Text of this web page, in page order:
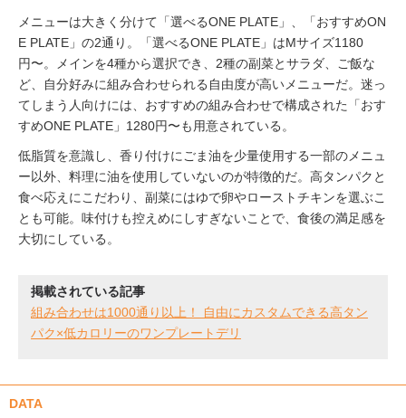
メニューは大きく分けて「選べるONE PLATE」、「おすすめON
E PLATE」の2通り。「選べるONE PLATE」はMサイズ1180
円〜。メインを4種から選択でき、2種の副菜とサラダ、ご飯な
ど、自分好みに組み合わせられる自由度が高いメニューだ。迷っ
てしまう人向けには、おすすめの組み合わせで構成された「おす
すめONE PLATE」1280円〜も用意されている。
低脂質を意識し、香り付けにごま油を少量使用する一部のメニュ
ー以外、料理に油を使用していないのが特徴的だ。高タンパクと
食べ応えにこだわり、副菜にはゆで卵やローストチキンを選ぶこ
とも可能。味付けも控えめにしすぎないことで、食後の満足感を
大切にしている。
掲載されている記事
組み合わせは1000通り以上！ 自由にカスタムできる高タン
パク×低カロリーのワンプレートデリ
DATA